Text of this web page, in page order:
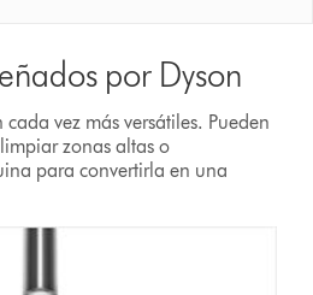
por Dyson
cada vez más versátiles. Pueden
zonas altas o
para convertirla en una